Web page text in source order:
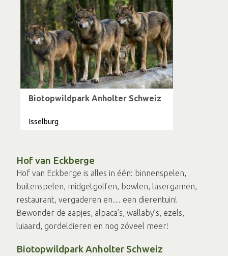
Biotopwildpark Anholter Schweiz
Isselburg
Hof van Eckberge
Hof van Eckberge is alles in één: binnenspelen,
buitenspelen, midgetgolfen, bowlen, lasergamen,
restaurant, vergaderen en… een dierentuin!
Bewonder de aapjes, alpaca’s, wallaby’s, ezels,
luiaard, gordeldieren en nog zóveel meer!
Biotopwildpark Anholter Schweiz